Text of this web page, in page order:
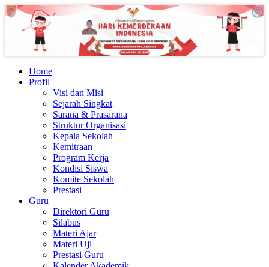
Home
Profil
Visi dan Misi
Sejarah Singkat
Sarana & Prasarana
Struktur Organisasi
Kepala Sekolah
Kemitraan
Program Kerja
Kondisi Siswa
Komite Sekolah
Prestasi
Guru
Direktori Guru
Silabus
Materi Ajar
Materi Uji
Prestasi Guru